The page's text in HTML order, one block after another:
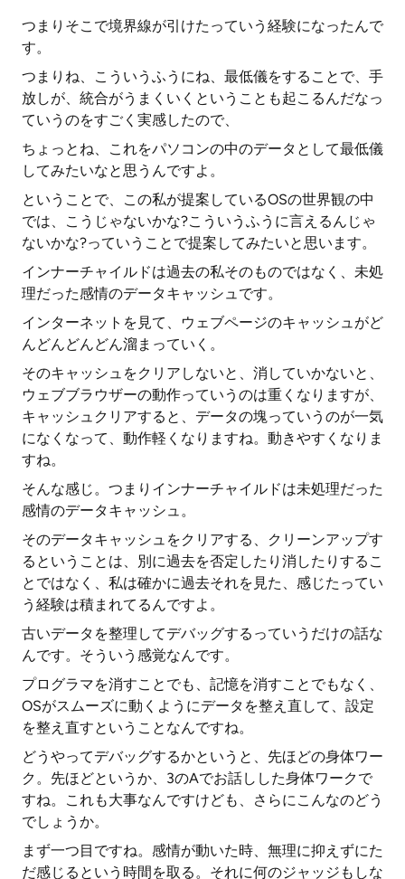
つまりそこで境界線が引けたっていう経験になったんで
す。
つまりね、こういうふうにね、最低儀をすることで、手
放しが、統合がうまくいくということも起こるんだなっ
ていうのをすごく実感したので、
ちょっとね、これをパソコンの中のデータとして最低儀
してみたいなと思うんですよ。
ということで、この私が提案しているOSの世界観の中
では、こうじゃないかな?こういうふうに言えるんじゃ
ないかな?っていうことで提案してみたいと思います。
インナーチャイルドは過去の私そのものではなく、未処
理だった感情のデータキャッシュです。
インターネットを見て、ウェブページのキャッシュがど
んどんどんどん溜まっていく。
そのキャッシュをクリアしないと、消していかないと、
ウェブブラウザーの動作っていうのは重くなりますが、
キャッシュクリアすると、データの塊っていうのが一気
になくなって、動作軽くなりますね。動きやすくなりま
すね。
そんな感じ。つまりインナーチャイルドは未処理だった
感情のデータキャッシュ。
そのデータキャッシュをクリアする、クリーンアップす
るということは、別に過去を否定したり消したりするこ
とではなく、私は確かに過去それを見た、感じたってい
う経験は積まれてるんですよ。
古いデータを整理してデバッグするっていうだけの話な
んです。そういう感覚なんです。
プログラマを消すことでも、記憶を消すことでもなく、
OSがスムーズに動くようにデータを整え直して、設定
を整え直すということなんですね。
どうやってデバッグするかというと、先ほどの身体ワー
ク。先ほどというか、3のAでお話しした身体ワークで
すね。これも大事なんですけども、さらにこんなのどう
でしょうか。
まず一つ目ですね。感情が動いた時、無理に抑えずにた
だ感じるという時間を取る。それに何のジャッジもしな